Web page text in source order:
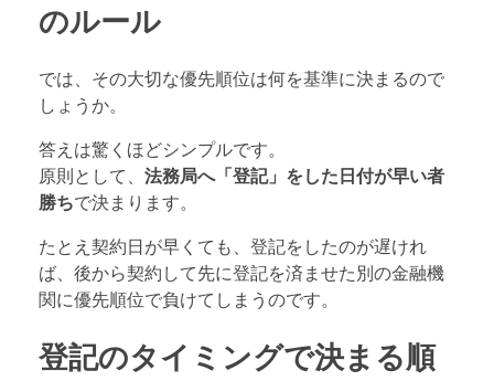
のルール
では、その大切な優先順位は何を基準に決まるので
しょうか。
答えは驚くほどシンプルです。
原則として、 法務局へ「登記」をした日付が早い者
勝ちで決まります。
たとえ契約日が早くても、登記をしたのが遅けれ
ば、後から契約して先に登記を済ませた別の金融機
関に優先順位で負けてしまうのです。
登記のタイミングで決まる順